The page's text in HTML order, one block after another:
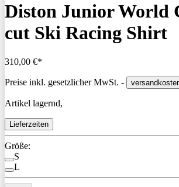
Diston Junior World
cut Ski Racing Shirt
310,00 €*
Preise inkl. gesetzlicher MwSt. -
Artikel lagernd,
Lieferzeiten
Größe:
S
L